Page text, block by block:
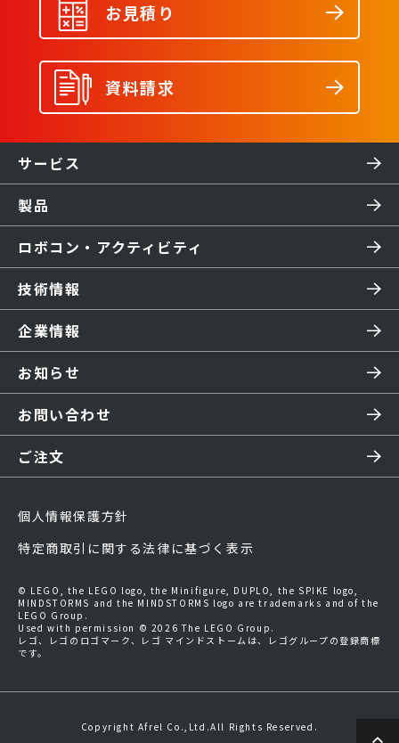
お見積り
資料請求
サービス
製品
ロボコン・アクティビティ
技術情報
企業情報
お知らせ
お問い合わせ
ご注文
個人情報保護方針
特定商取引に関する法律に基づく表示
© LEGO, the LEGO logo, the Minifigure, DUPLO, the SPIKE logo,
MINDSTORMS and the MINDSTORMS logo are trademarks and of the
LEGO Group.
Used with permission © 2026 The LEGO Group.
レゴ、レゴのロゴマーク、レゴ マインドストームは、レゴグループの登録商標
です。
Copyright Afrel Co.,Ltd.All Rights Reserved.